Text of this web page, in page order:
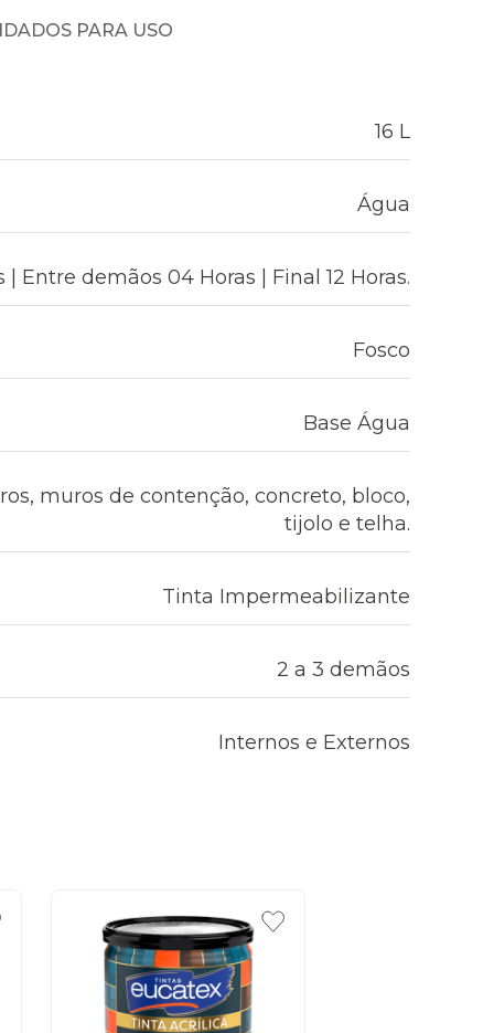
PARA USO
16 L
Água
Entre demãos 04 Horas | Final 12 Horas.
Fosco
Base Água
muros de contenção, concreto, bloco,
tijolo e telha.
Tinta Impermeabilizante
2 a 3 demãos
Internos e Externos